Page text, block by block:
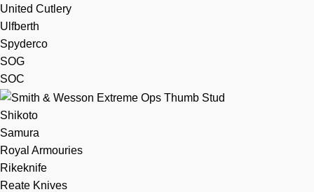
United Cutlery
Ulfberth
Spyderco
SOG
SOC
Shikoto
Samura
Royal Armouries
Rikeknife
Reate Knives